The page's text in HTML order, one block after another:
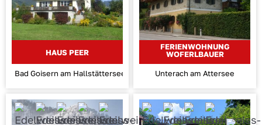
HAUS PEER
Bad Goisern am Hallstättersee
FERIENWOHNUNG
WOFERLBAUER
Unterach am Attersee